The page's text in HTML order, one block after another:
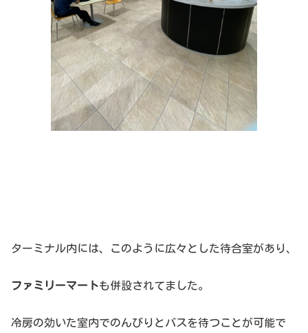
ターミナル内には、このように広々とした待合室があり、
ファミリーマートも併設されてました。
冷房の効いた室内でのんびりとバスを待つことが可能で